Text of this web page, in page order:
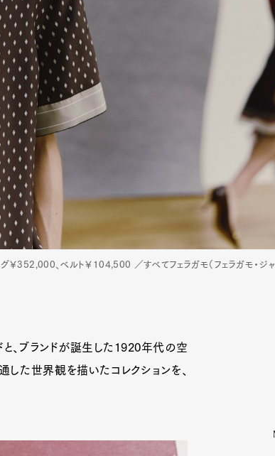
352,000、ベルト￥104,500 ／すべてフェラガモ（フェラガモ・ジャ
と、ブランドが誕生した1920年代の空
した世界観を描いたコレクションを、